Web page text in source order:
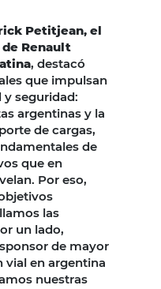
Petitjean, el
Renault
, destacó
que impulsan
seguridad:
argentinas y la
de cargas,
de
que en
Por eso,
las
un lado,
de mayor
vial en argentina
nuestras